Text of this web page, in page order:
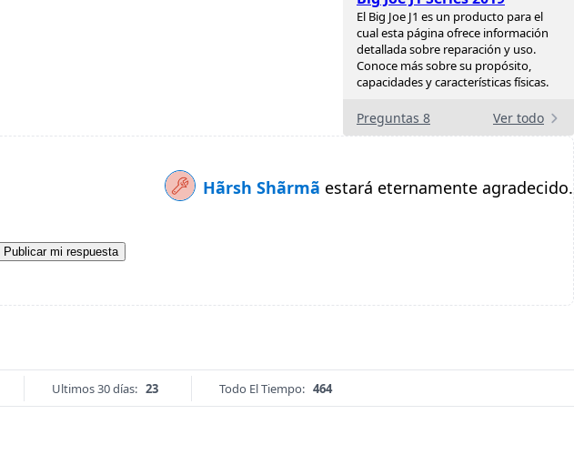
El Big Joe J1 es un producto para el
cual esta página ofrece información
detallada sobre reparación y uso.
Conoce más sobre su propósito,
capacidades y características físicas.
Preguntas 8 Ver todo
Hãrsh Shãrmã estará eternamente agradecido.
Publicar mi respuesta
Ultimos 30 días: 23 Todo El Tiempo: 464